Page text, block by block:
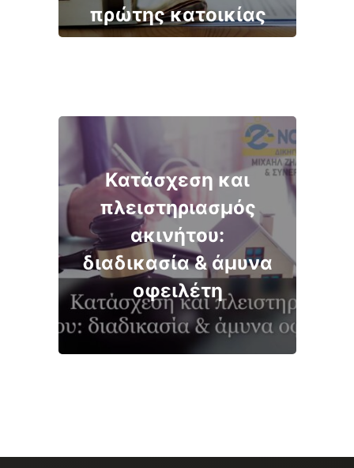
πρώτης κατοικίας
Κατάσχεση και
πλειστηριασμός
ακινήτου:
διαδικασία & άμυνα
οφειλέτη